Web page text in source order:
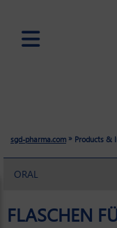
sgd-pharma.com » Products &
ORAL
FLASCHEN